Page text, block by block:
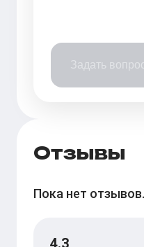
Задать
Отзывы
Пока нет